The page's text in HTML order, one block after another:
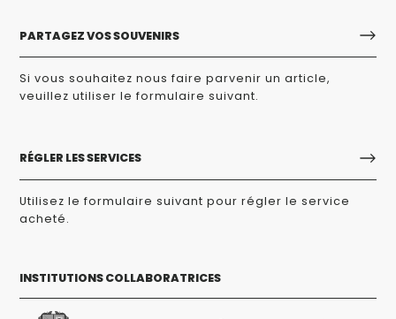
PARTAGEZ VOS SOUVENIRS
Si vous souhaitez nous faire parvenir un article,
veuillez utiliser le formulaire suivant.
RÉGLER LES SERVICES
Utilisez le formulaire suivant pour régler le service
acheté.
INSTITUTIONS COLLABORATRICES